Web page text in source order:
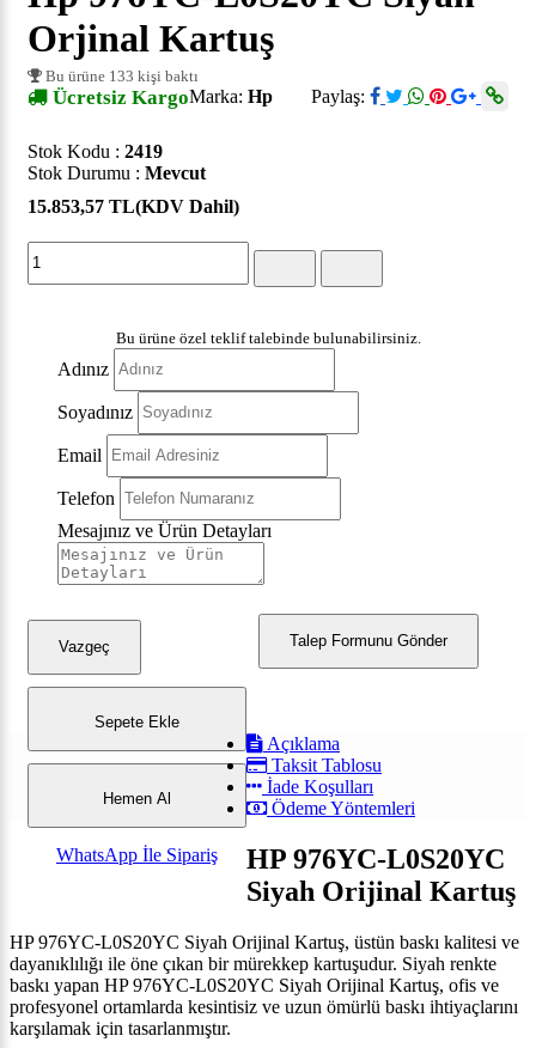
Orjinal Kartuş
Bu ürüne 133 kişi baktı
Ücretsiz Kargo Paylaş:
Marka: Hp
Stok Kodu : 2419
Stok Durumu : Mevcut
15.853,57 TL(KDV Dahil)
Bu ürüne özel teklif talebinde bulunabilirsiniz.
Adınız
Soyadınız
Email
Telefon
Mesajınız ve Ürün Detayları
Talep Formunu Gönder
Vazgeç
Sepete Ekle
Hemen Al
WhatsApp İle Sipariş
Açıklama
Taksit Tablosu
İade Koşulları
Ödeme Yöntemleri
HP 976YC-L0S20YC
Siyah Orijinal Kartuş
HP 976YC-L0S20YC Siyah Orijinal Kartuş, üstün baskı kalitesi ve
dayanıklılığı ile öne çıkan bir mürekkep kartuşudur. Siyah renkte
baskı yapan HP 976YC-L0S20YC Siyah Orijinal Kartuş, ofis ve
profesyonel ortamlarda kesintisiz ve uzun ömürlü baskı ihtiyaçlarını
karşılamak için tasarlanmıştır.